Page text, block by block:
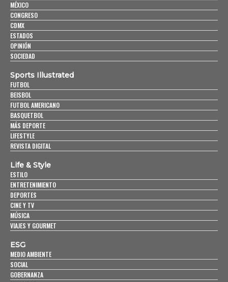
MÉXICO
CONGRESO
CDMX
ESTADOS
OPINIÓN
SOCIEDAD
Sports Illustrated
FUTBOL
BEISBOL
FUTBOL AMERICANO
BASQUETBOL
MÁS DEPORTE
LIFESTYLE
REVISTA DIGITAL
Life & Style
ESTILO
ENTRETENIMIENTO
DEPORTES
CINE Y TV
MÚSICA
VIAJES Y GOURMET
ESG
MEDIO AMBIENTE
SOCIAL
GOBERNANZA